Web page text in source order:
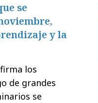
se
y la
los
de grandes
se